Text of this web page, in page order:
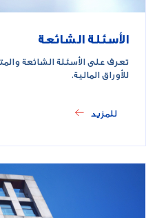
الأسئلة الشائعة
تعرف على الأسئلة الشائعة
للأوراق المالية.
للمزيد